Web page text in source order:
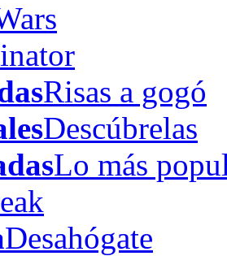
Risas a gogó
Descúbrelas
Lo más
Desahógate